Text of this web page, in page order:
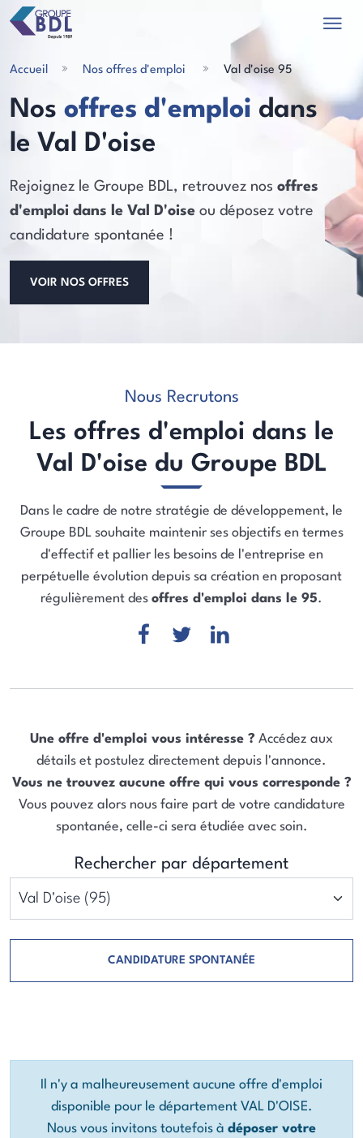
Accueil Nos offres d'emploi Val d'oise 95
Nos offres d'emploi dans
le Val D'oise
Rejoignez le Groupe BDL, retrouvez nos offres
d'emploi dans le Val D'oise ou déposez votre
candidature spontanée !
VOIR NOS OFFRES
Nous Recrutons
Les offres d'emploi dans le
Val D'oise du Groupe BDL
Dans le cadre de notre stratégie de développement, le
Groupe BDL souhaite maintenir ses objectifs en termes
d'effectif et pallier les besoins de l'entreprise en
perpétuelle évolution depuis sa création en proposant
régulièrement des offres d'emploi dans le 95.
Une offre d'emploi vous intéresse ? Accédez aux
détails et postulez directement depuis l'annonce.
Vous ne trouvez aucune offre qui vous corresponde ?
Vous pouvez alors nous faire part de votre candidature
spontanée, celle-ci sera étudiée avec soin.
Rechercher par département
CANDIDATURE SPONTANÉE
Il n'y a malheureusement aucune offre d'emploi
disponible pour le département VAL D'OISE.
Nous vous invitons toutefois à déposer votre